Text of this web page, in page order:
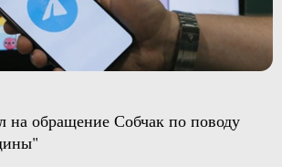
на обращение Собчак по поводу